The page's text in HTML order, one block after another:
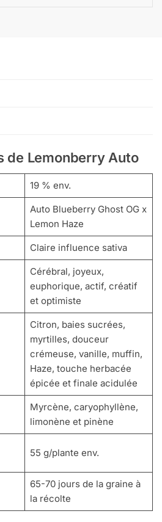
de Lemonberry Auto
19 % env.
Auto Blueberry Ghost OG x
Lemon Haze
Claire influence sativa
Cérébral, joyeux,
euphorique, actif, créatif
et optimiste
Citron, baies sucrées,
myrtilles, douceur
crémeuse, vanille, muffin,
Haze, touche herbacée
épicée et finale acidulée
Myrcène, caryophyllène,
limonène et pinène
55 g/plante env.
65-70 jours de la graine à
la récolte